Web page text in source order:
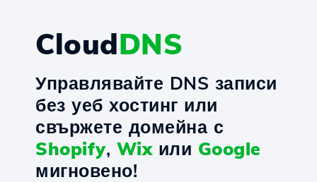
CloudDNS
Управлявайте DNS записи
без уеб хостинг или
свържете домейна с
Shopify, Wixили Google
мигновено!